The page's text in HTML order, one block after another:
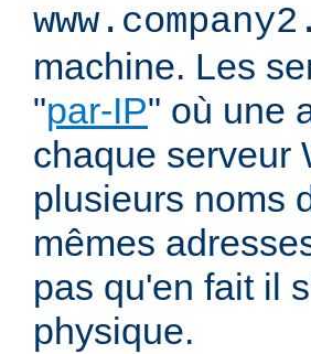
machine. Les
"par-IP" où une
chaque serveur
plusieurs noms
mêmes
pas qu'en fait il
physique.